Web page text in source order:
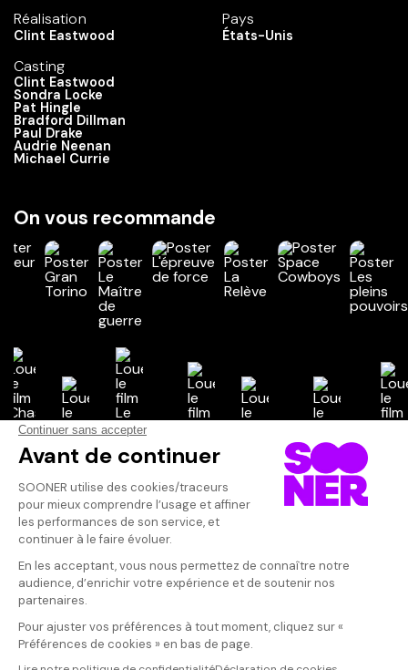
Réalisation
Clint Eastwood
Casting
Clint Eastwood
Sondra Locke
Pat Hingle
Bradford Dillman
Paul Drake
Audrie Neenan
Michael Currie
Pays
États-Unis
On vous recommande
Vos avis
Donnez votre avis
Votre note
Votre commentaire
Il faut vous connecter pour
publier un avis